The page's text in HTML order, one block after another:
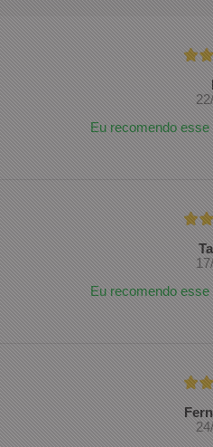
Eu recomendo esse
Eu recomendo esse